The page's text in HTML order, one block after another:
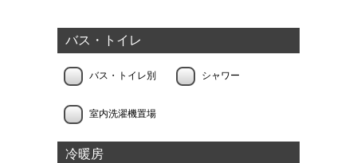
バス・トイレ
バス・トイレ別 シャワー
室内洗濯機置場
冷暖房